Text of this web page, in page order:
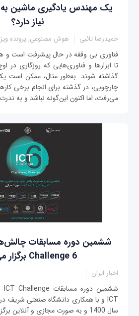
یک مهندس یادگیری ماشین
نیاز دارد؟
حمیدرضا تائبی هوش مصنوعی, پرونده
فناوری بی وقفه در حال پیشرفت است و
تا ابزارها و فناوری‌هایی که روزگاری در
گذاشته شوند. به‌طور مثال، ممکن است
چارچوبی، در گذشته برای انجام برخی
می‌رفت، اما اکنون این‌گونه نباشد و به
Challenge 6 برگزار می‌شود
اخبار ایران
سال 1400 و به صورت مجازی و آنلاین برگزار می‌گردد.